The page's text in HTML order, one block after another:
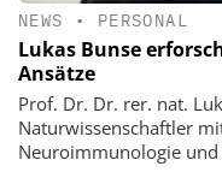
NEWS • PERSONAL
Lukas Bunse
Ansätze
Prof. Dr. Dr. rer. nat.
Naturwissenschaftler
Neuroimmunologie